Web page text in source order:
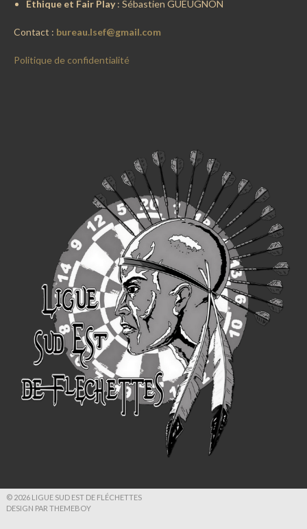
Ethique et Fair Play: Sébastien GUEUGNON
Contact : bureau.lsef@gmail.com
Politique de confidentialité
© 2026 LIGUE SUD EST DE FLÉCHETTES
DESIGN PAR THEMEBOY